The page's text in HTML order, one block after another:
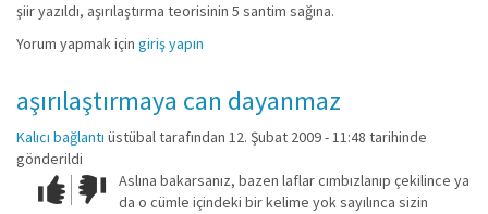
şiir yazıldı, aşırılaştırma teorisinin 5 santim sağına.
Yorum yapmak için giriş yapın
aşırılaştırmaya can dayanmaz
Kalıcı bağlantı üstübaltarafından 12. Şubat 2009 - 11:48 tarihinde
gönderildi
Çok iyi!O
kadar
Aslına bakarsanız, bazen laflar cımbızlanıp çekilince ya
da o cümle içindeki bir kelime yok sayılınca sizin